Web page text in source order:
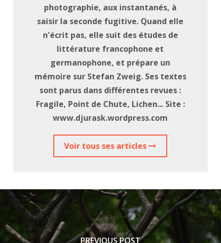
photographie, aux instantanés, à
saisir la seconde fugitive. Quand elle
n'écrit pas, elle suit des études de
littérature francophone et
germanophone, et prépare un
mémoire sur Stefan Zweig. Ses textes
sont parus dans différentes revues :
Fragile, Point de Chute, Lichen... Site :
www.djurask.wordpress.com
Voir tous ses articles
PREVIOUS POST